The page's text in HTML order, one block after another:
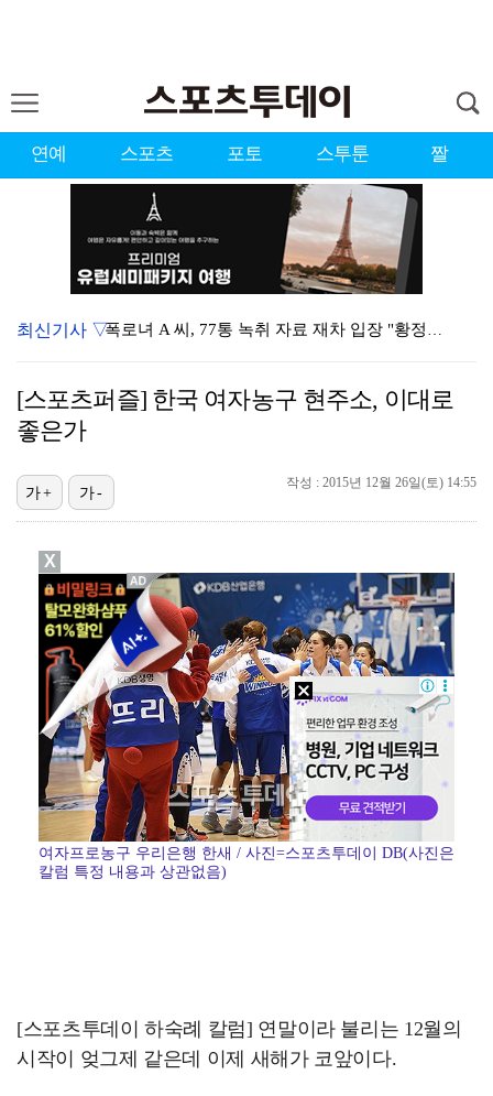
연예 스포츠 포토 스투툰 짤
폭로녀 A 씨, 77통 녹취 자료 재차 입장 "황정민은…
'이상준쇼' PD "LA 공연 비판 겸허히 수용, 허위…
아이들 미연, 첫 日 디지털 싱글 '런어웨이' 발매…청…
박해준, 오늘(6일) '산지직송3' 출격…'폭싹' 강유…
[ST포토] 지유, 키키 리더 미모는 이정도!
'유퀴즈' 시청률 4%대 회복…2049 동시간대 1위 …
[ST포토] 지유, '키키 컴백합니다'
최신기사 ▽
[스포츠퍼즐] 한국 여자농구 현주소, 이대로
좋은가
작성 : 2015년 12월 26일(토) 14:55
가+ 가-
여자프로농구 우리은행 한새 / 사진=스포츠투데이 DB(사진은
칼럼 특정 내용과 상관없음)
[스포츠투데이 하숙례 칼럼] 연말이라 불리는 12월의
시작이 엊그제 같은데 이제 새해가 코앞이다.
X